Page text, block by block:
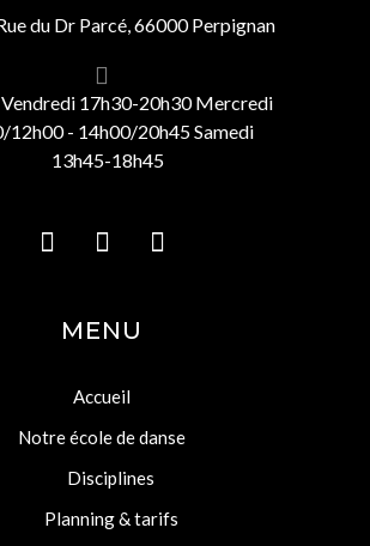
du Dr Parcé, 66000 Perpignan
Vendredi 17h30-20h30 Mercredi
12h00 - 14h00/20h45 Samedi
13h45-18h45
MENU
Accueil
Notre école de danse
Disciplines
Planning & tarifs